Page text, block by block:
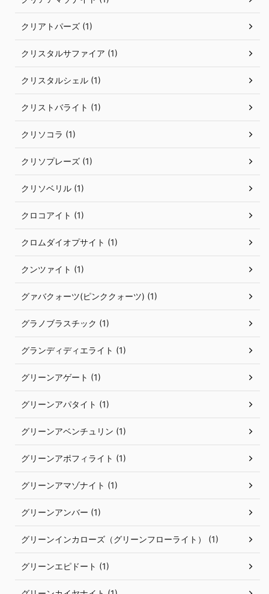
クリアトパーズ (1)
クリスタルサファイア (1)
クリスタルシェル (1)
クリストバライト (1)
クリソコラ (1)
クリソプレーズ (1)
クリソベリル (1)
クロコアイト (1)
クロムダイオプサイト (1)
クンツァイト (1)
グァバクォーツ(ピンククォーツ) (1)
グラノブラスチック (1)
グランディディエライト (1)
グリーンアゲート (1)
グリーンアパタイト (1)
グリーンアベンチュリン (1)
グリーンアポフィライト (1)
グリーンアマゾナイト (1)
グリーンアンバー (1)
グリーンインカローズ（グリーンフローライト） (1)
グリーンエピドート (1)